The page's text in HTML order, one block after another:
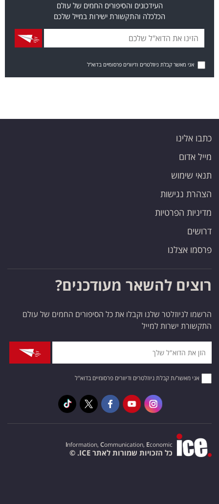
העידכונים והסיפורים החמים של עולם
הכלכלה והתקשורת ישירות במייל שלכם
אני מאשר קבלת ניוזלטרים ודיוורים פרסומיים בדוא"ל
כתבו אלינו
מייל אדום
תנאי שימוש
הצהרת נגישות
מדיניות הפרטיות
דרושים
פרסמו אצלנו
רוצים להשאר מעודכנים?
הרשמו לניוזלטר שלנו וקבלו את כל הסיפורים החמים של עולם
התקשורת ישרות למייל
אני מאשר/ת קבלת ניוזלטרים ודיוורים פרסומיים בדוא"ל
Information, Communication, Economic
כל הזכויות שמורות לאתר ICE. ©